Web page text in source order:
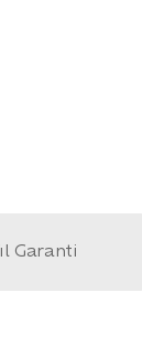
Garanti